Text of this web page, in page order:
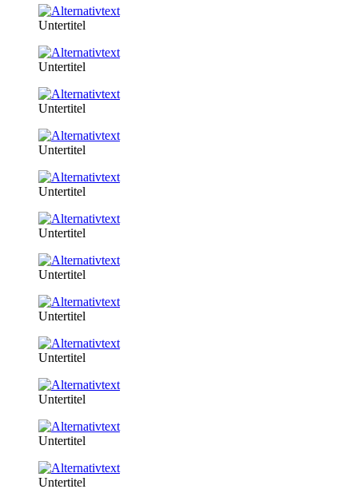
Untertitel
Untertitel
Untertitel
Untertitel
Untertitel
Untertitel
Untertitel
Untertitel
Untertitel
Untertitel
Untertitel
Untertitel